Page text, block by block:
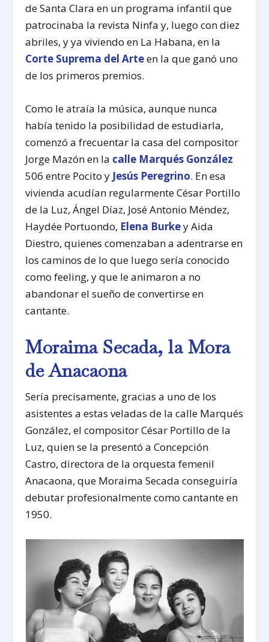
de Santa Clara en un programa infantil que
patrocinaba la revista Ninfa y, luego con diez
abriles, y ya viviendo en La Habana, en la
Corte Suprema del Arteen la que ganó uno
de los primeros premios.
Como le atraía la música, aunque nunca
había tenido la posibilidad de estudiarla,
comenzó a frecuentar la casa del compositor
Jorge Mazón en la calle Marqués González
506 entre Pocito y Jesús Peregrino. En esa
vivienda acudían regularmente César Portillo
de la Luz, Ángel Díaz, José Antonio Méndez,
Haydée Portuondo, Elena Burkey Aida
Diestro, quienes comenzaban a adentrarse en
los caminos de lo que luego sería conocido
como feeling, y que le animaron a no
abandonar el sueño de convertirse en
cantante.
Moraima Secada, la Mora
de Anacaona
Sería precisamente, gracias a uno de los
asistentes a estas veladas de la calle Marqués
González, el compositor César Portillo de la
Luz, quien se la presentó a Concepción
Castro, directora de la orquesta femenil
Anacaona, que Moraima Secada conseguiría
debutar profesionalmente como cantante en
1950.